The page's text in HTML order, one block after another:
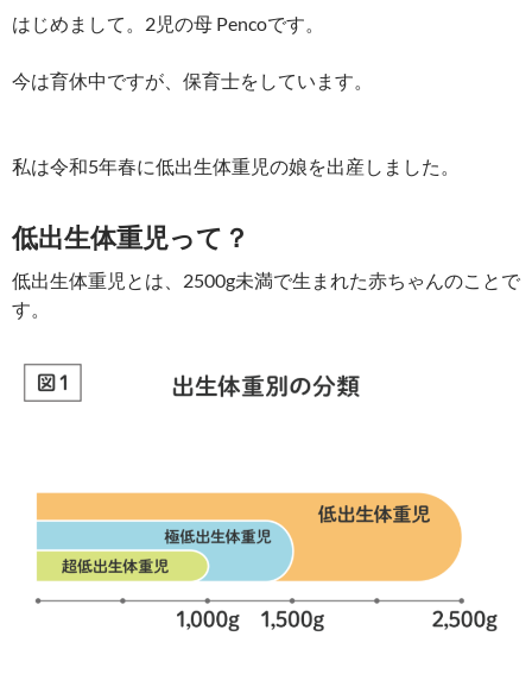
はじめまして。2児の母 Pencoです。
今は育休中ですが、保育士をしています。
私は令和5年春に低出生体重児の娘を出産しました。
低出生体重児って？
低出生体重児とは、2500g未満で生まれた赤ちゃんのことで
す。